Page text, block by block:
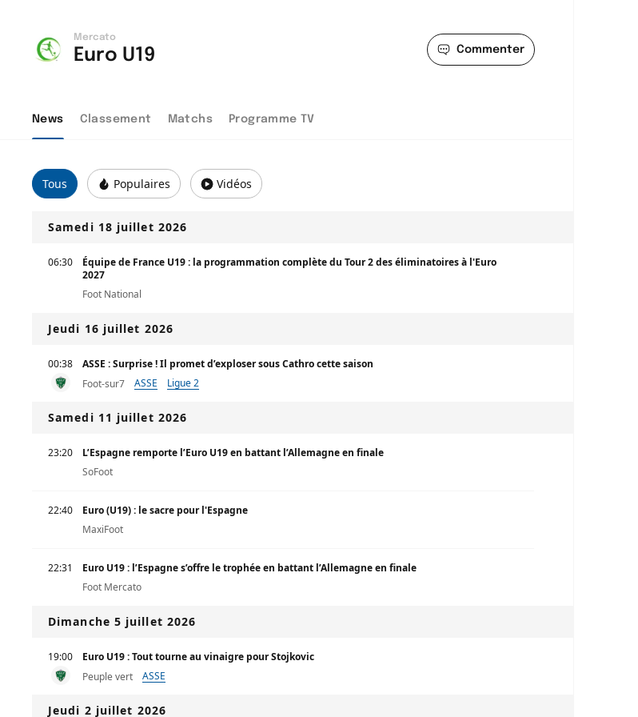
Commenter
Mercato
Euro U19
News Classement Matchs Programme TV
Tous Populaires Vidéos
Samedi 18 juillet 2026
06:30
Équipe de France U19 : la programmation complète du Tour 2 des éliminatoires à l'Euro
2027
Foot National
Jeudi 16 juillet 2026
00:38
ASSE : Surprise ! Il promet d’exploser sous Cathro cette saison
Foot-sur7
ASSE Ligue 2
Samedi 11 juillet 2026
23:20
L’Espagne remporte l’Euro U19 en battant l’Allemagne en finale
SoFoot
22:40
Euro (U19) : le sacre pour l'Espagne
MaxiFoot
22:31
Euro U19 : l’Espagne s’offre le trophée en battant l’Allemagne en finale
Foot Mercato
Dimanche 5 juillet 2026
19:00
Euro U19 : Tout tourne au vinaigre pour Stojkovic
Peuple vert
ASSE
Jeudi 2 juillet 2026